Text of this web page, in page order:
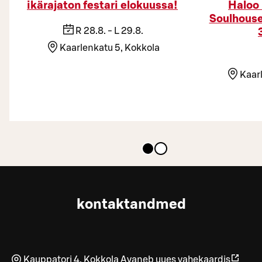
ikärajaton festari elokuussa!
R 28.8. - L 29.8.
Kaarlenkatu 5, Kokkola
kontaktandmed
Kauppatori 4, Kokkola Avaneb uues vahekaardis